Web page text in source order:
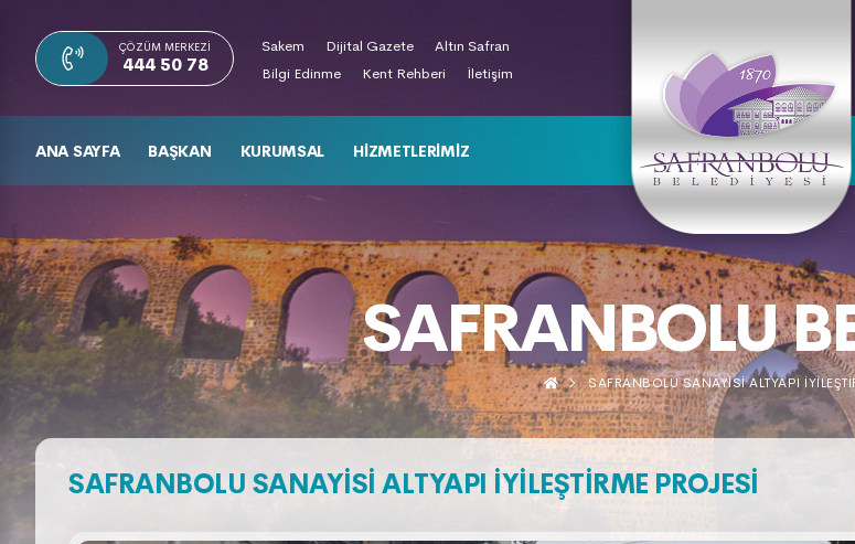
ÇÖZÜM MERKEZI
444 50 78
Sakem Dijital Gazete
Altın Safran
Bilgi Edinme
Kent Rehberi İletişim
ANA SAYFA BAŞKAN KURUMSAL HIZMETLERIMIZ
SAFRANBOLU
SAFRANBOLU SANAYISI ALTYAPI
SAFRANBOLU SANAYISI ALTYAPI İYILEŞTIRME PROJESI